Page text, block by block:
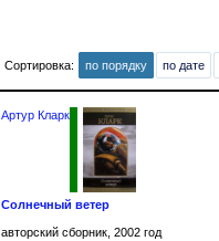
Сортировка: по порядку по дате
Артур Кларк
Солнечный ветер
авторский сборник, 2002 год